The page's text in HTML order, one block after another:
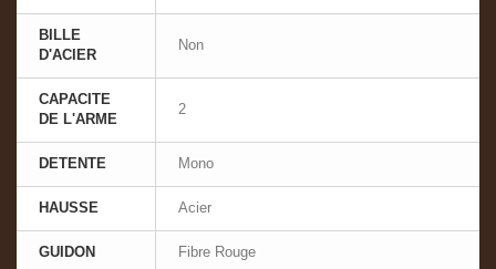
BILLE
D'ACIER
Non
CAPACITE
DE L'ARME
2
DETENTE Mono
HAUSSE Acier
GUIDON Fibre Rouge